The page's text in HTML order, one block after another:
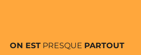
ON EST PRESQUE PARTOUT